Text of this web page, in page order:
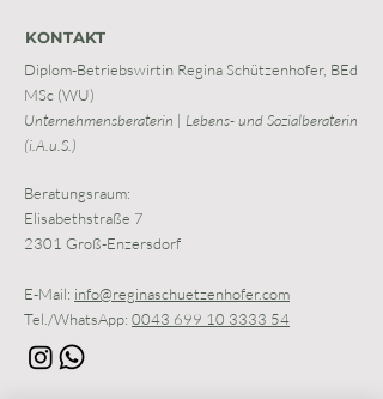
KONTAKT
Diplom-Betriebswirtin Regina Schützenhofer, BEd
MSc (WU)
Unternehmensberaterin | Lebens- und Sozialberaterin
(i.A.u.S.)
Beratungsraum:
Elisabethstraße 7
2301 Groß-Enzersdorf
E-Mail: info@reginaschuetzenhofer.com
Tel./WhatsApp: 0043 699 10 3333 54